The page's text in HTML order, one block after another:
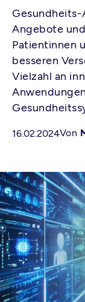
Angebote
Patientinnen
besseren
Vielzahl an
16.02.2024Von